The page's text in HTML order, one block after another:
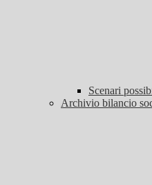
Scenari
Archivio bilancio